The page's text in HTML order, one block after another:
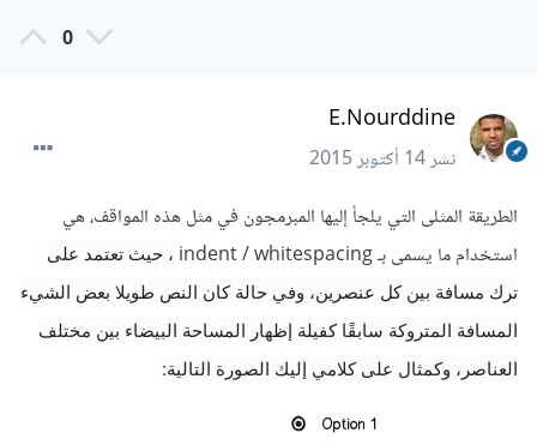
0
E.Nourddine
نشر14 أكتوبر 2015
الطريقة المثلى التي يلجأ إليها المبرمجون في مثل هذه المواقف، هي
استخدام ما يسمى بـ indent / whitespacing
، حيث تعتمد على
ترك مسافة بين كل عنصرين، وفي حالة كان النص طويلا بعض الشيء
المسافة المتروكة سابقًا كفيلة إظهار المساحة البيضاء بين مختلف
العناصر، وكمثال على كلامي إليك الصورة التالية: